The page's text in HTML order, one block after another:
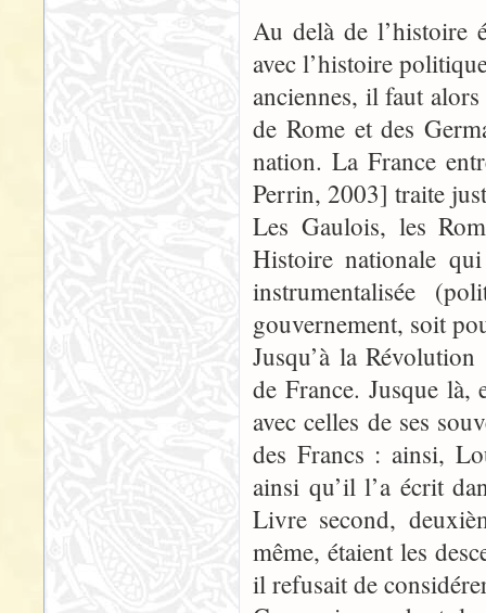
Au delà de l’histoire
avec l’histoire
anciennes, il faut
de Rome et des
nation. La France
Perrin, 2003] traite
Les Gaulois, les
Histoire nationale
instrumentalisée
gouvernement, soit
Jusqu’à la
de France. Jusque là,
avec celles de ses
des Francs : ainsi,
ainsi qu’il l’a écrit
Livre second,
même, étaient les
il refusait de